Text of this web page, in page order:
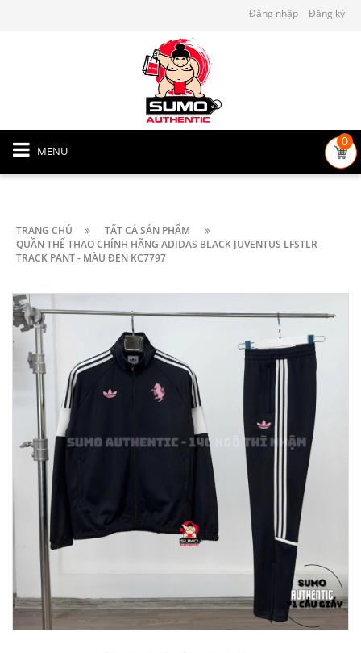
Đăng nhập Đăng ký
MENU
0
TRANG CHỦ
TẤT CẢ SẢN PHẨM
QUẦN THỂ THAO CHÍNH HÃNG ADIDAS BLACK JUVENTUS LFSTLR
TRACK PANT - MÀU ĐEN KC7797